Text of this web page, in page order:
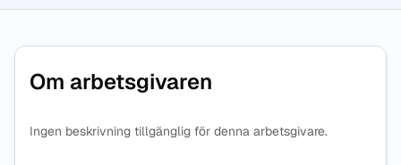
Om arbetsgivaren
Ingen beskrivning tillgänglig för denna arbetsgivare.